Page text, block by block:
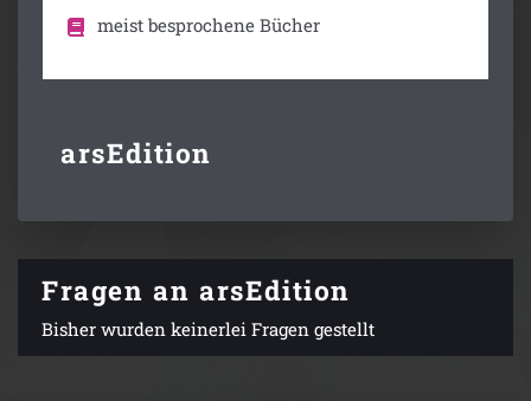
meist besprochene Bücher
arsEdition
Fragen an arsEdition
Bisher wurden keinerlei Fragen gestellt